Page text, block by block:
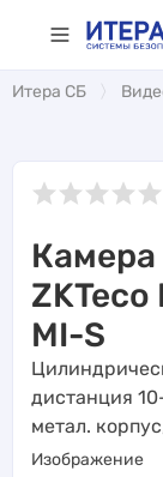
Итера СБ
MI-S
дистанция
метал.
Изображение